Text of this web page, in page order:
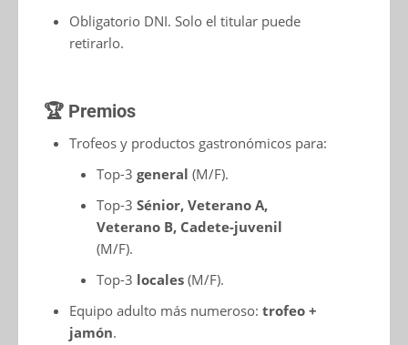
Obligatorio DNI. Solo el titular puede
retirarlo.
🏆 Premios
Trofeos y productos gastronómicos para:
Top-3 general (M/F).
Top-3 Sénior, Veterano A,
Veterano B, Cadete-juvenil
(M/F).
Top-3 locales (M/F).
Equipo adulto más numeroso: trofeo +
jamón.